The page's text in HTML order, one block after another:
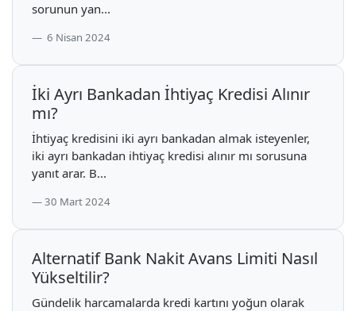
sorunun yan...
6 Nisan 2024
İki Ayrı Bankadan İhtiyaç Kredisi Alınır
mı?
İhtiyaç kredisini iki ayrı bankadan almak isteyenler,
iki ayrı bankadan ihtiyaç kredisi alınır mı sorusuna
yanıt arar. B...
30 Mart 2024
Alternatif Bank Nakit Avans Limiti Nasıl
Yükseltilir?
Gündelik harcamalarda kredi kartını yoğun olarak